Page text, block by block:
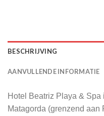
BESCHRIJVING
AANVULLENDE INFORMATIE
Hotel Beatriz Playa &
Matagorda (grenzend aan